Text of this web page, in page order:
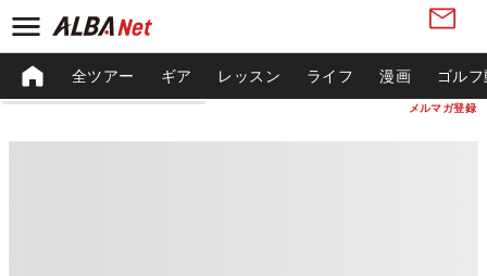
メルマガ登録
全ツアー ギア レッスン ライフ 漫画 ゴル